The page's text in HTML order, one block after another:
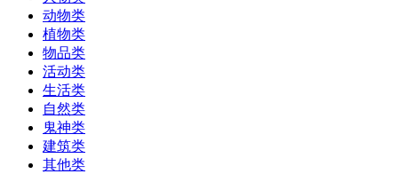
动物类
植物类
物品类
活动类
生活类
自然类
鬼神类
建筑类
其他类